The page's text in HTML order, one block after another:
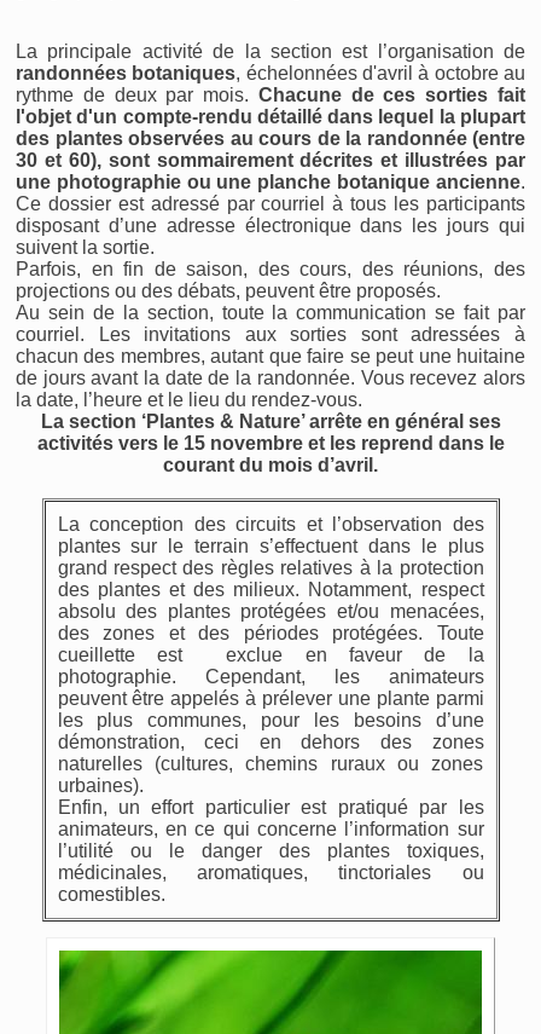
La principale activité de la section est l’organisation de
randonnées botaniques, échelonnées d'avril à octobre au
rythme de deux par mois. Chacune de ces sorties fait
l'objet d'un compte-rendu détaillé dans lequel la plupart
des plantes observées au cours de la randonnée (entre
30 et 60), sont sommairement décrites et illustrées par
une photographie ou une planche botanique ancienne.
Ce dossier est adressé par courriel à tous les participants
disposant d’une adresse électronique dans les jours qui
suivent la sortie.
Parfois, en fin de saison, des cours, des réunions, des
projections ou des débats, peuvent être proposés.
Au sein de la section, toute la communication se fait par
courriel. Les invitations aux sorties sont adressées à
chacun des membres, autant que faire se peut une huitaine
de jours avant la date de la randonnée. Vous recevez alors
la date, l’heure et le lieu du rendez-vous.
La section ‘Plantes & Nature’ arrête en général ses
activités vers le 15 novembre et les reprend dans le
courant du mois d’avril.
La conception des circuits et l’observation des
plantes sur le terrain s’effectuent dans le plus
grand respect des règles relatives à la protection
des plantes et des milieux. Notamment, respect
absolu des plantes protégées et/ou menacées,
des zones et des périodes protégées. Toute
cueillette est exclue en faveur de la
photographie. Cependant, les animateurs
peuvent être appelés à prélever une plante parmi
les plus communes, pour les besoins d’une
démonstration, ceci en dehors des zones
naturelles (cultures, chemins ruraux ou zones
urbaines).
Enfin, un effort particulier est pratiqué par les
animateurs, en ce qui concerne l’information sur
l’utilité ou le danger des plantes toxiques,
médicinales, aromatiques, tinctoriales ou
comestibles.